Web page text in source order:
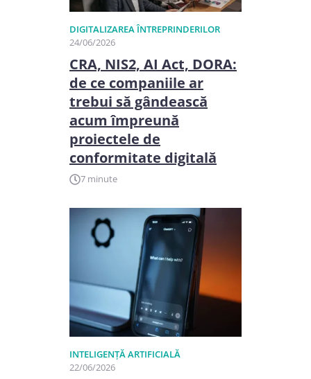
DIGITALIZAREA ÎNTREPRINDERILOR
24/06/2026
CRA, NIS2, AI Act, DORA:
de ce companiile ar
trebui să gândească
acum împreună
proiectele de
conformitate digitală
7 minute
INTELIGENȚĂ ARTIFICIALĂ
22/06/2026